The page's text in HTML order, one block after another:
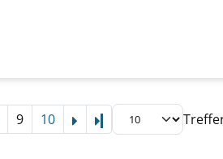
9 10 Letzte Seite